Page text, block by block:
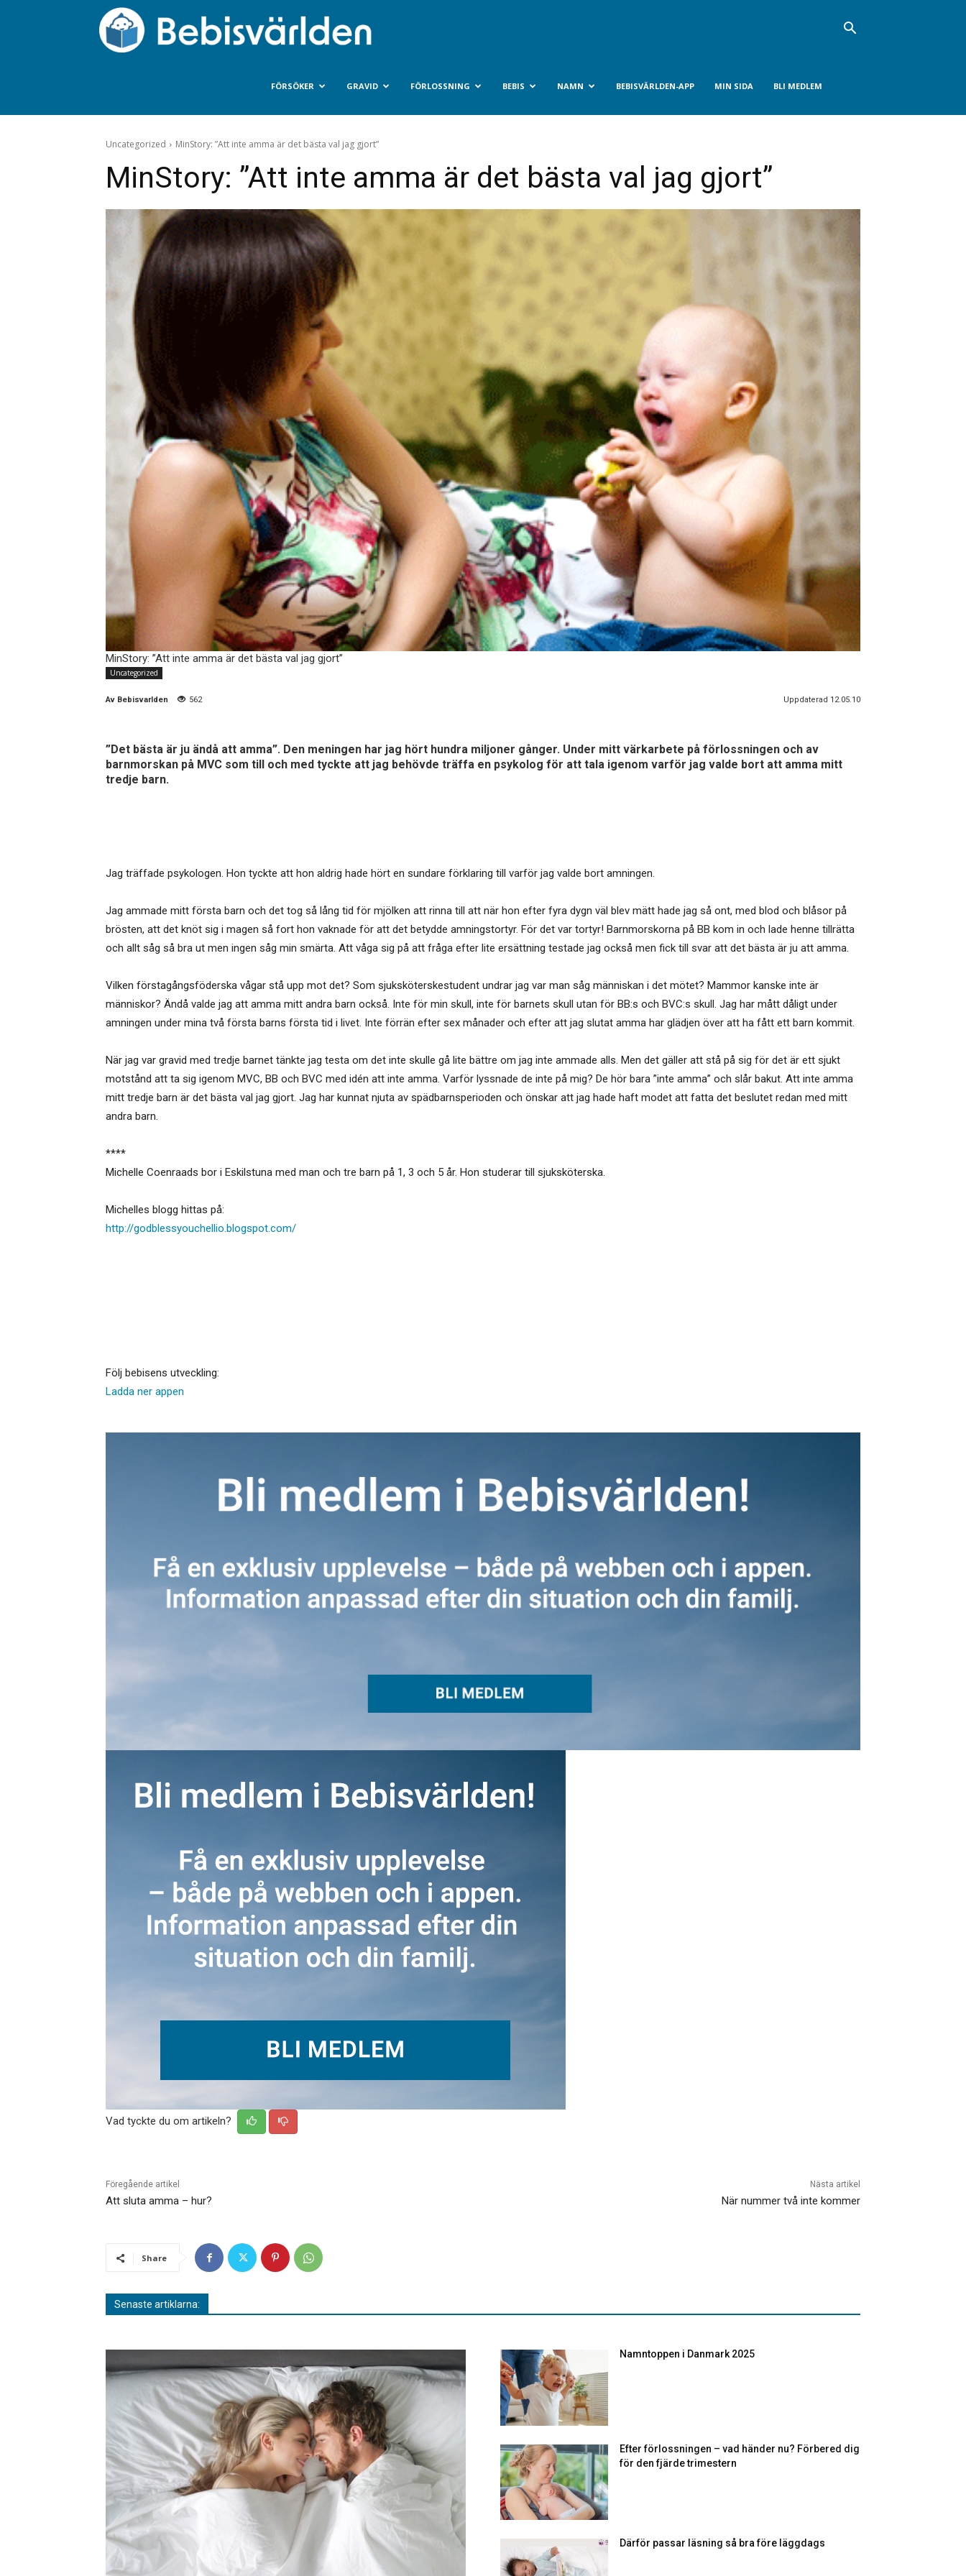
FÖRSÖKER GRAVID FÖRLOSSNING BEBIS NAMN BEBISVÄRLDEN-APP MIN SIDA BLI MEDLEM
Uncategorized MinStory: ”Att inte amma är det bästa val jag gjort”
MinStory: ”Att inte amma är det bästa val jag gjort”
MinStory: ”Att inte amma är det bästa val jag gjort”
Uncategorized
Av Bebisvarlden 562 Uppdaterad 12.05.10
”Det bästa är ju ändå att amma”. Den meningen har jag hört hundra miljoner gånger. Under mitt värkarbete på förlossningen och av
barnmorskan på MVC som till och med tyckte att jag behövde träffa en psykolog för att tala igenom varför jag valde bort att amma mitt
tredje barn.
Jag träffade psykologen. Hon tyckte att hon aldrig hade hört en sundare förklaring till varför jag valde bort amningen.
Jag ammade mitt första barn och det tog så lång tid för mjölken att rinna till att när hon efter fyra dygn väl blev mätt hade jag så ont, med blod och blåsor på
brösten, att det knöt sig i magen så fort hon vaknade för att det betydde amningstortyr. För det var tortyr! Barnmorskorna på BB kom in och lade henne tillrätta
och allt såg så bra ut men ingen såg min smärta. Att våga sig på att fråga efter lite ersättning testade jag också men fick till svar att det bästa är ju att amma.
Vilken förstagångsföderska vågar stå upp mot det? Som sjuksköterskestudent undrar jag var man såg människan i det mötet? Mammor kanske inte är
människor? Ändå valde jag att amma mitt andra barn också. Inte för min skull, inte för barnets skull utan för BB:s och BVC:s skull. Jag har mått dåligt under
amningen under mina två första barns första tid i livet. Inte förrän efter sex månader och efter att jag slutat amma har glädjen över att ha fått ett barn kommit.
När jag var gravid med tredje barnet tänkte jag testa om det inte skulle gå lite bättre om jag inte ammade alls. Men det gäller att stå på sig för det är ett sjukt
motstånd att ta sig igenom MVC, BB och BVC med idén att inte amma. Varför lyssnade de inte på mig? De hör bara ”inte amma” och slår bakut. Att inte amma
mitt tredje barn är det bästa val jag gjort. Jag har kunnat njuta av spädbarnsperioden och önskar att jag hade haft modet att fatta det beslutet redan med mitt
andra barn.
****
Michelle Coenraads bor i Eskilstuna med man och tre barn på 1, 3 och 5 år. Hon studerar till sjuksköterska.
Michelles blogg hittas på:
http://godblessyouchellio.blogspot.com/
Följ bebisens utveckling:
Ladda ner appen
Vad tyckte du om artikeln?
Föregående artikel
Att sluta amma – hur?
Nästa artikel
När nummer två inte kommer
Share
Senaste artiklarna:
Namntoppen i Danmark 2025
Efter förlossningen – vad händer nu? Förbered dig
för den fjärde trimestern
Därför passar läsning så bra före läggdags